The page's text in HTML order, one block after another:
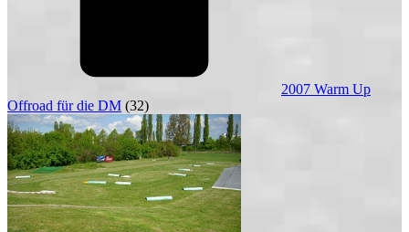
2007 Warm Up
Offroad für die DM (32)